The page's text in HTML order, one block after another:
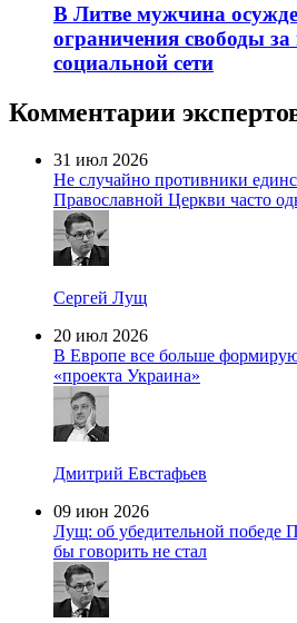
В Литве мужчина
ограничения свободы
социальной сети
Комментарии
31 июл 2026
Не случайно противники
Православной Церкви часто
Сергей Лущ
20 июл 2026
В Европе все больше
«проекта Украина»
Дмитрий Евстафьев
09 июн 2026
Лущ: об убедительной победе
бы говорить не стал